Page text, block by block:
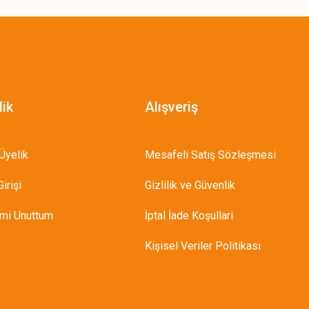
Unuttum
Alışveriş
Mesafeli Satış Sözleşmesi
Gizlilik ve Güvenlik
İptal İade Koşullari
Kişisel Veriler Politikası